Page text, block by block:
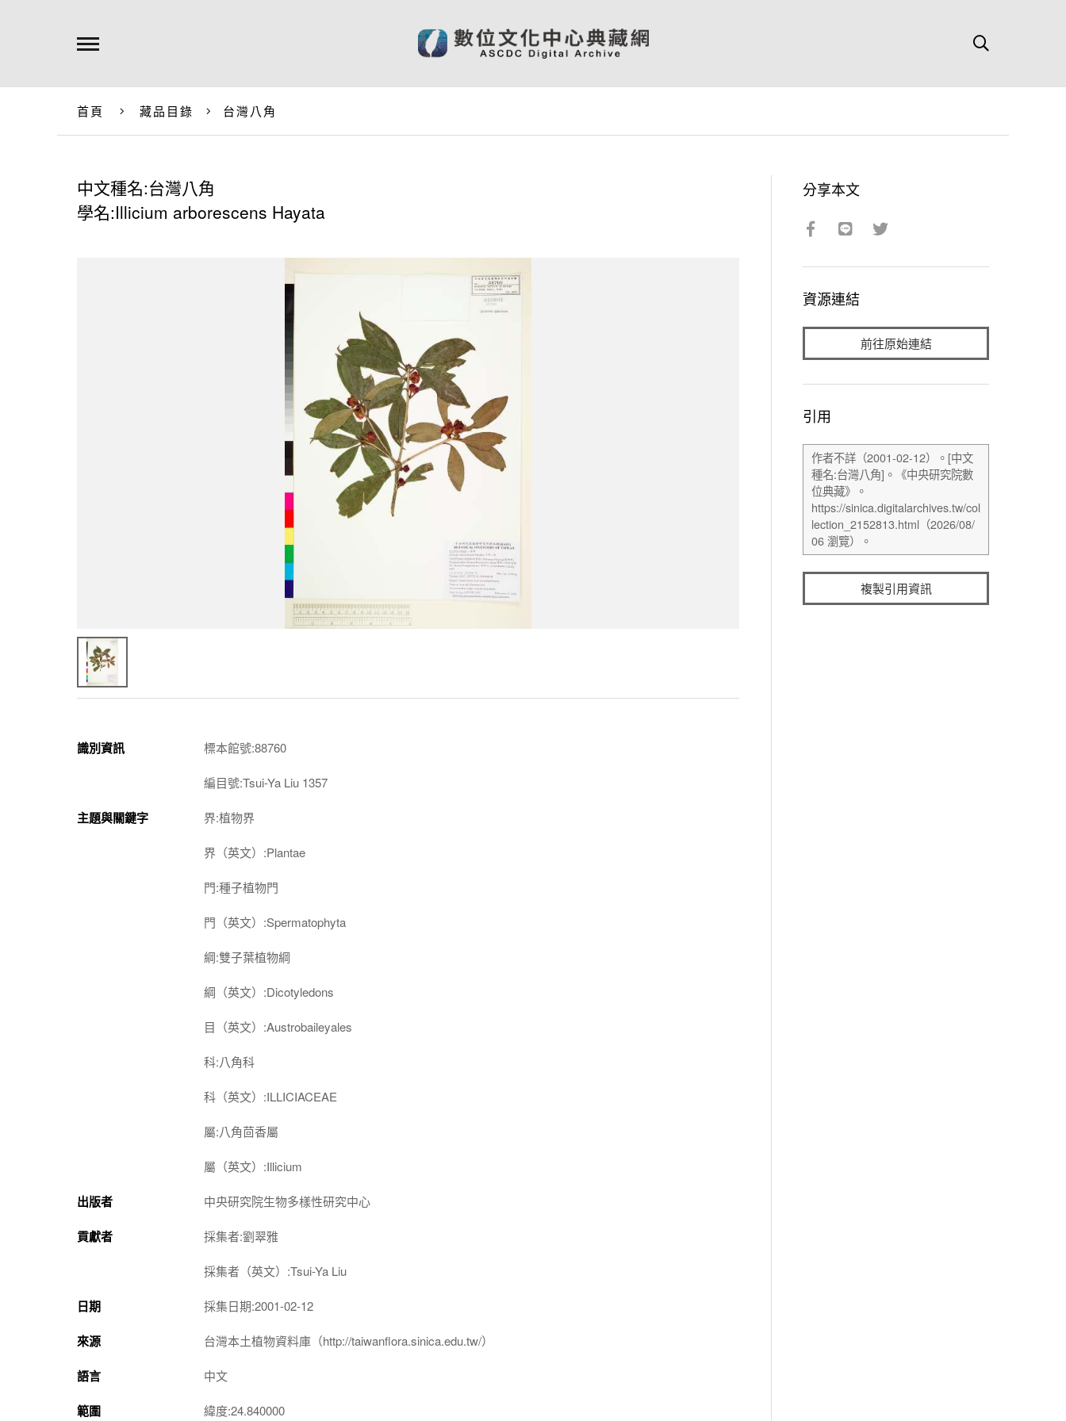
首頁 藏品目錄 台灣八角
中文種名:台灣八角
學名:Illicium arborescens Hayata
識別資訊 標本館號:88760
編目號:Tsui-Ya Liu 1357
主題與關鍵字 界:植物界
界（英文）:Plantae
門:種子植物門
門（英文）:Spermatophyta
綱:雙子葉植物綱
綱（英文）:Dicotyledons
目（英文）:Austrobaileyales
科:八角科
科（英文）:ILLICIACEAE
屬:八角茴香屬
屬（英文）:Illicium
出版者 中央研究院生物多樣性研究中心
貢獻者 採集者:劉翠雅
採集者（英文）:Tsui-Ya Liu
日期 採集日期:2001-02-12
來源 台灣本土植物資料庫（http://taiwanflora.sinica.edu.tw/）
語言 中文
範圍 緯度:24.840000
分享本文
資源連結
前往原始連結
引用
複製引用資訊